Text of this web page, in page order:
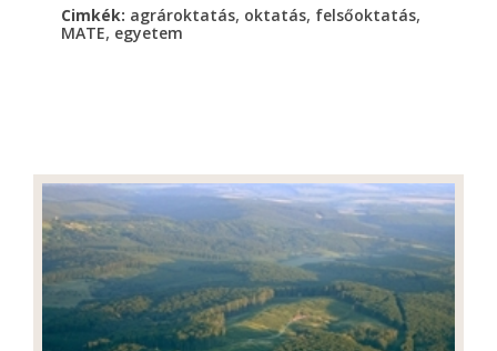
Cimkék: agrároktatás, oktatás, felsőoktatás,
MATE, egyetem